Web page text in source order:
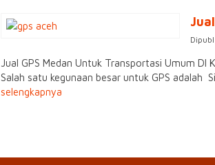
Jual GPS Medan Untuk Transportasi Umum
Salah satu kegunaan besar untuk GPS adalah
selengkapnya